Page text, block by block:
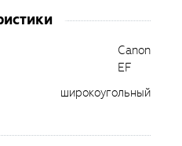
Canon
EF
широкоугольный